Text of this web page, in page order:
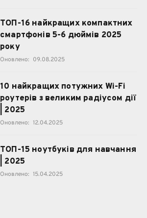
ТОП-16 найкращих компактних
смартфонів 5-6 дюймів 2025
року
Оновлено: 09.08.2025
10 найкращих потужних Wi-Fi
роутерів з великим радіусом дії
| 2025
Оновлено: 12.04.2025
ТОП-15 ноутбуків для навчання
| 2025
Оновлено: 15.04.2025